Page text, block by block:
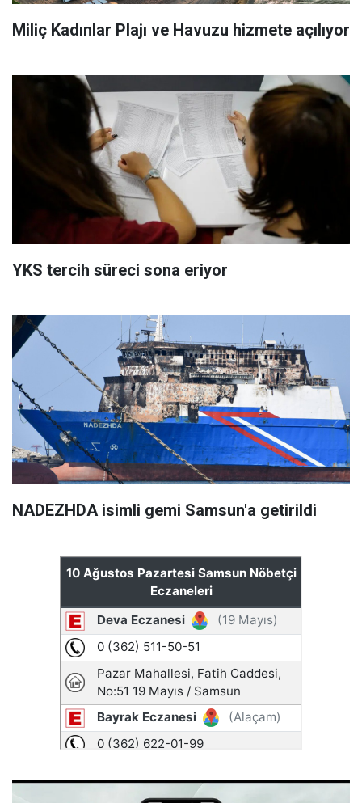
Miliç Kadınlar Plajı ve Havuzu hizmete açılıyor
YKS tercih süreci sona eriyor
NADEZHDA isimli gemi Samsun'a getirildi